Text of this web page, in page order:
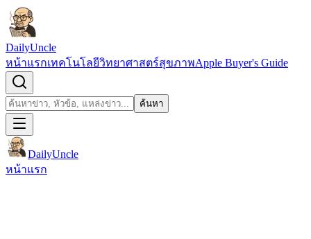
ข้ามไปยังเนื้อหา
DailyUncle
หน้าแรกเทคโนโลยีวิทยาศาสตร์สุขภาพApple Buyer's Guide
ค้นหา ค้นหา
DailyUncle
หน้าแรก